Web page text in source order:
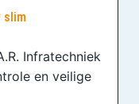
slim
Infratechniek
en veilige